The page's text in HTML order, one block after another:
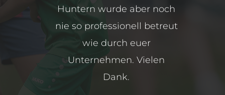
Huntern wurde aber noch
nie so professionell betreut
wie durch euer
Unternehmen. Vielen
Dank.
und eurem Wissen hätte
ich vermutlich schon eine
Stelle gefunden. Vielen
Dank und liebe Grüße